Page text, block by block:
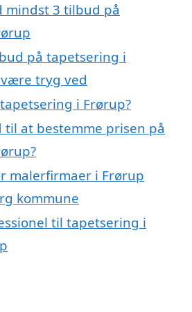
3 tilbud på
på tapetsering i
tryg ved
i Frørup?
til at bestemme prisen på
malerfirmaer i Frørup
kommune
til tapetsering i